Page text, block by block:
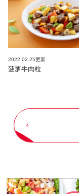
2022.02.25更新
菠萝牛肉粒